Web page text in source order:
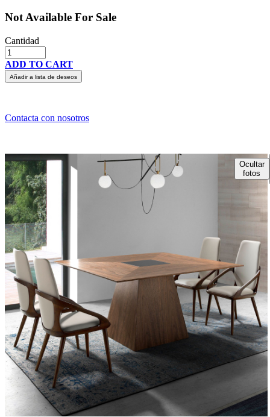
Not Available For Sale
Cantidad
ADD TO CART
Añadir a lista de deseos
Contacta con nosotros
Ocultar
fotos